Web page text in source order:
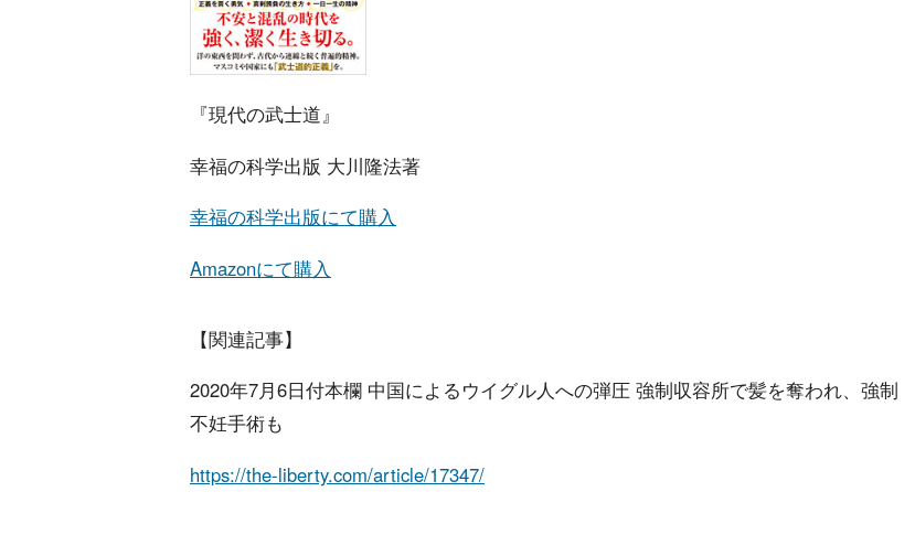
『現代の武士道』
幸福の科学出版 大川隆法著
幸福の科学出版にて購入
Amazonにて購入
【関連記事】
2020年7月6日付本欄 中国によるウイグル人への弾圧 強制収容所で髪を奪われ、強制
不妊手術も
https://the-liberty.com/article/17347/